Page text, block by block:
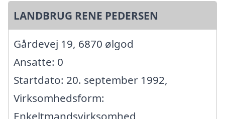
LANDBRUG RENE PEDERSEN
Gårdevej 19, 6870 ølgod
Ansatte: 0
Startdato: 20. september 1992,
Virksomhedsform:
Enkeltmandsvirksomhed